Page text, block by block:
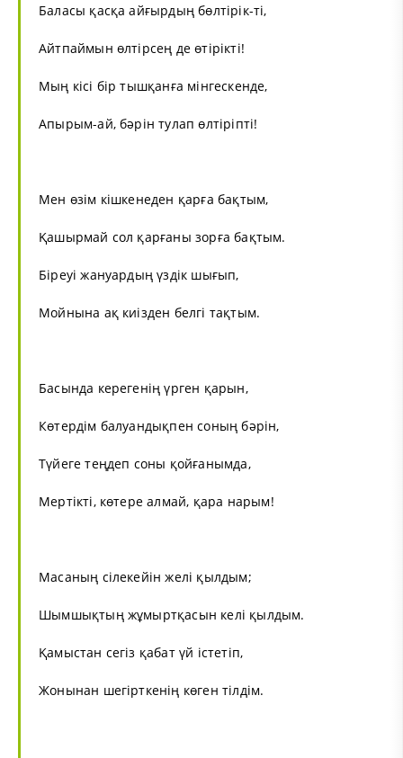
Баласы қасқа айғырдың бөлтірік-ті,
Айтпаймын өлтірсең де өтірікті!
Мың кісі бір тышқанға мінгескенде,
Апырым-ай, бәрін тулап өлтіріпті!
Мен өзім кішкенеден қарға бақтым,
Қашырмай сол қарғаны зорға бақтым.
Біреуі жануардың үздік шығып,
Мойнына ақ киізден белгі тақтым.
Басында керегенің үрген қарын,
Көтердім балуандықпен соның бәрін,
Түйеге теңдеп соны қойғанымда,
Мертікті, көтере алмай, қара нарым!
Масаның сілекейін желі қылдым;
Шымшықтың жұмыртқасын келі қылдым.
Қамыстан сегіз қабат үй істетіп,
Жонынан шегірткенің көген тілдім.